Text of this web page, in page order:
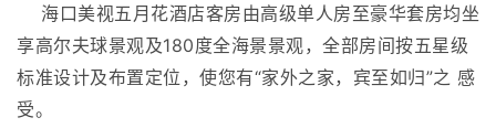
海口美视五月花酒店客房由高级单人房至豪华套房均坐
享高尔夫球景观及180度全海景景观，全部房间按五星级
标准设计及布置定位，使您有“家外之家，宾至如归”之 感
受。